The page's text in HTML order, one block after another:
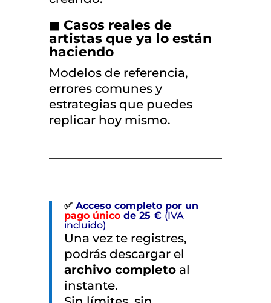
◼ Casos reales de
artistas que ya lo están
haciendo
Modelos de referencia,
errores comunes y
estrategias que puedes
replicar hoy mismo.
✅Acceso completo por un
pago únicode 25 € (IVA
incluido)
Una vez te registres,
podrás descargar el
archivo completoal
instante.